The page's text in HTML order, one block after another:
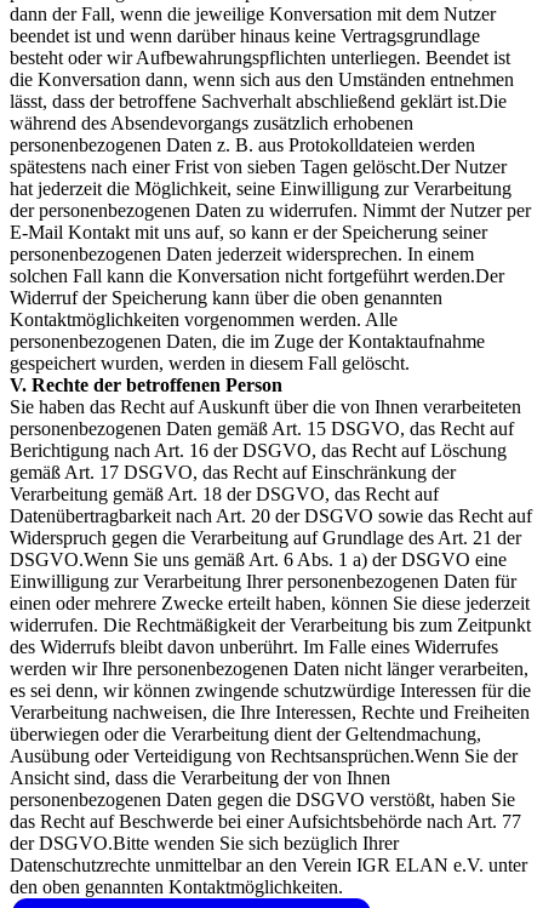
dann der Fall, wenn die jeweilige Konversation mit dem Nutzer
beendet ist und wenn darüber hinaus keine Vertragsgrundlage
besteht oder wir Aufbewahrungspflichten unterliegen. Beendet ist
die Konversation dann, wenn sich aus den Umständen entnehmen
lässt, dass der betroffene Sachverhalt abschließend geklärt ist.Die
während des Absendevorgangs zusätzlich erhobenen
personenbezogenen Daten z. B. aus Protokolldateien werden
spätestens nach einer Frist von sieben Tagen gelöscht.Der Nutzer
hat jederzeit die Möglichkeit, seine Einwilligung zur Verarbeitung
der personenbezogenen Daten zu widerrufen. Nimmt der Nutzer per
E-Mail Kontakt mit uns auf, so kann er der Speicherung seiner
personenbezogenen Daten jederzeit widersprechen. In einem
solchen Fall kann die Konversation nicht fortgeführt werden.Der
Widerruf der Speicherung kann über die oben genannten
Kontaktmöglichkeiten vorgenommen werden. Alle
personenbezogenen Daten, die im Zuge der Kontaktaufnahme
gespeichert wurden, werden in diesem Fall gelöscht.
V. Rechte der betroffenen Person
Sie haben das Recht auf Auskunft über die von Ihnen verarbeiteten
personenbezogenen Daten gemäß Art. 15 DSGVO, das Recht auf
Berichtigung nach Art. 16 der DSGVO, das Recht auf Löschung
gemäß Art. 17 DSGVO, das Recht auf Einschränkung der
Verarbeitung gemäß Art. 18 der DSGVO, das Recht auf
Datenübertragbarkeit nach Art. 20 der DSGVO sowie das Recht auf
Widerspruch gegen die Verarbeitung auf Grundlage des Art. 21 der
DSGVO.Wenn Sie uns gemäß Art. 6 Abs. 1 a) der DSGVO eine
Einwilligung zur Verarbeitung Ihrer personenbezogenen Daten für
einen oder mehrere Zwecke erteilt haben, können Sie diese jederzeit
widerrufen. Die Rechtmäßigkeit der Verarbeitung bis zum Zeitpunkt
des Widerrufs bleibt davon unberührt. Im Falle eines Widerrufes
werden wir Ihre personenbezogenen Daten nicht länger verarbeiten,
es sei denn, wir können zwingende schutzwürdige Interessen für die
Verarbeitung nachweisen, die Ihre Interessen, Rechte und Freiheiten
überwiegen oder die Verarbeitung dient der Geltendmachung,
Ausübung oder Verteidigung von Rechtsansprüchen.Wenn Sie der
Ansicht sind, dass die Verarbeitung der von Ihnen
personenbezogenen Daten gegen die DSGVO verstößt, haben Sie
das Recht auf Beschwerde bei einer Aufsichtsbehörde nach Art. 77
der DSGVO.Bitte wenden Sie sich bezüglich Ihrer
Datenschutzrechte unmittelbar an den Verein IGR ELAN e.V. unter
den oben genannten Kontaktmöglichkeiten.